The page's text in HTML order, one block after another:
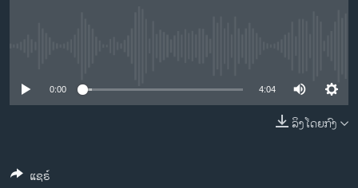
ຊຸມຊົນຊາວລາວ
0:00 4:04
ລິງໂດຍກົງ
ແຊຣ໌